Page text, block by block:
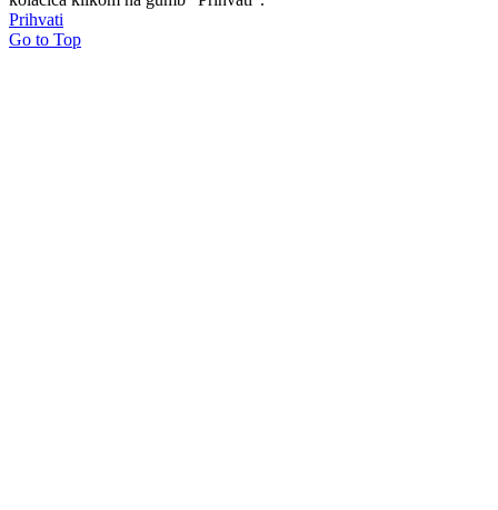
Prihvati
Go to Top